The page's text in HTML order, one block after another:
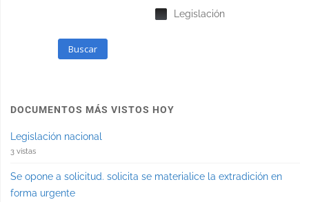
Legislación
Buscar
DOCUMENTOS MÁS VISTOS HOY
Legislación nacional
3 vistas
Se opone a solicitud. solicita se materialice la extradición en
forma urgente